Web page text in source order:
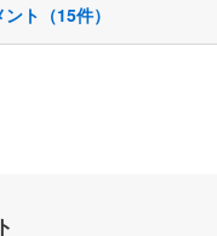
ント（15件）